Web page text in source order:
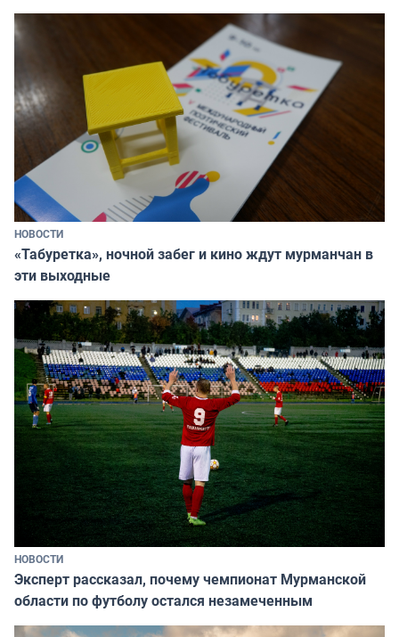
НОВОСТИ
«Табуретка», ночной забег и кино ждут мурманчан в
эти выходные
НОВОСТИ
Эксперт рассказал, почему чемпионат Мурманской
области по футболу остался незамеченным